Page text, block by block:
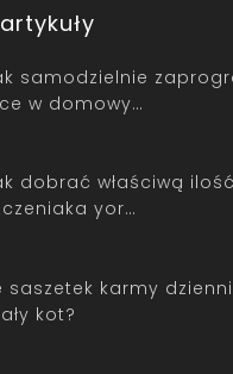
samodzielnie
w domowy…
dobrać właściwą
yor…
saszetek karmy
kot?